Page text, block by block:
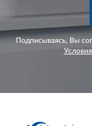
Подписываясь, Вы